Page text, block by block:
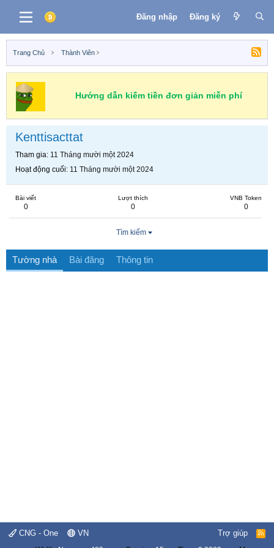
Đăng nhập Đăng ký
Trang Chủ Thành Viên
Hướng dẫn kiếm tiền đơn giản miễn phí
Kenttisacttat
Tham gia 11 Tháng mười một 2024
Hoạt động cuối 11 Tháng mười một 2024
Bài viết
0
Lượt thích
0
VNB Token
0
Tìm kiếm
Tường nhà Bài đăng Thông tin
CNG - One VN Trợ giúp
R